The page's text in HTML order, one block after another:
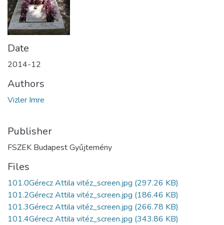
Date
2014-12
Authors
Vizler Imre
Publisher
FSZEK Budapest Gyűjtemény
Files
101.0Gérecz Attila vitéz_screen.jpg (297.26 KB)
101.2Gérecz Attila vitéz_screen.jpg (186.46 KB)
101.3Gérecz Attila vitéz_screen.jpg (266.78 KB)
101.4Gérecz Attila vitéz_screen.jpg (343.86 KB)